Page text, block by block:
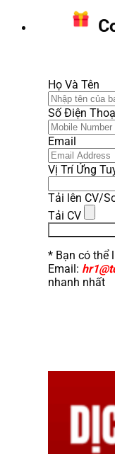
Họ Và Tên
Số Điện
Email
Vị Trí Ứng
Tải lên CV/
Tải CV
* Bạn có thể
Email:
nhanh nhất